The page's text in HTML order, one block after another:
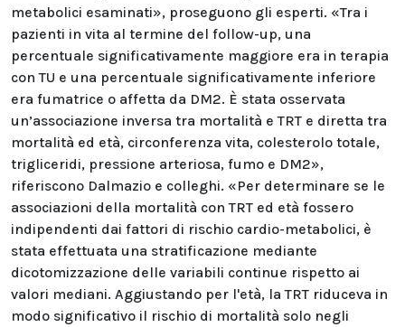
metabolici esaminati», proseguono gli esperti. «Tra i
pazienti in vita al termine del follow-up, una
percentuale significativamente maggiore era in terapia
con TU e una percentuale significativamente inferiore
era fumatrice o affetta da DM2. È stata osservata
un’associazione inversa tra mortalità e TRT e diretta tra
mortalità ed età, circonferenza vita, colesterolo totale,
trigliceridi, pressione arteriosa, fumo e DM2»,
riferiscono Dalmazio e colleghi. «Per determinare se le
associazioni della mortalità con TRT ed età fossero
indipendenti dai fattori di rischio cardio-metabolici, è
stata effettuata una stratificazione mediante
dicotomizzazione delle variabili continue rispetto ai
valori mediani. Aggiustando per l'età, la TRT riduceva in
modo significativo il rischio di mortalità solo negli